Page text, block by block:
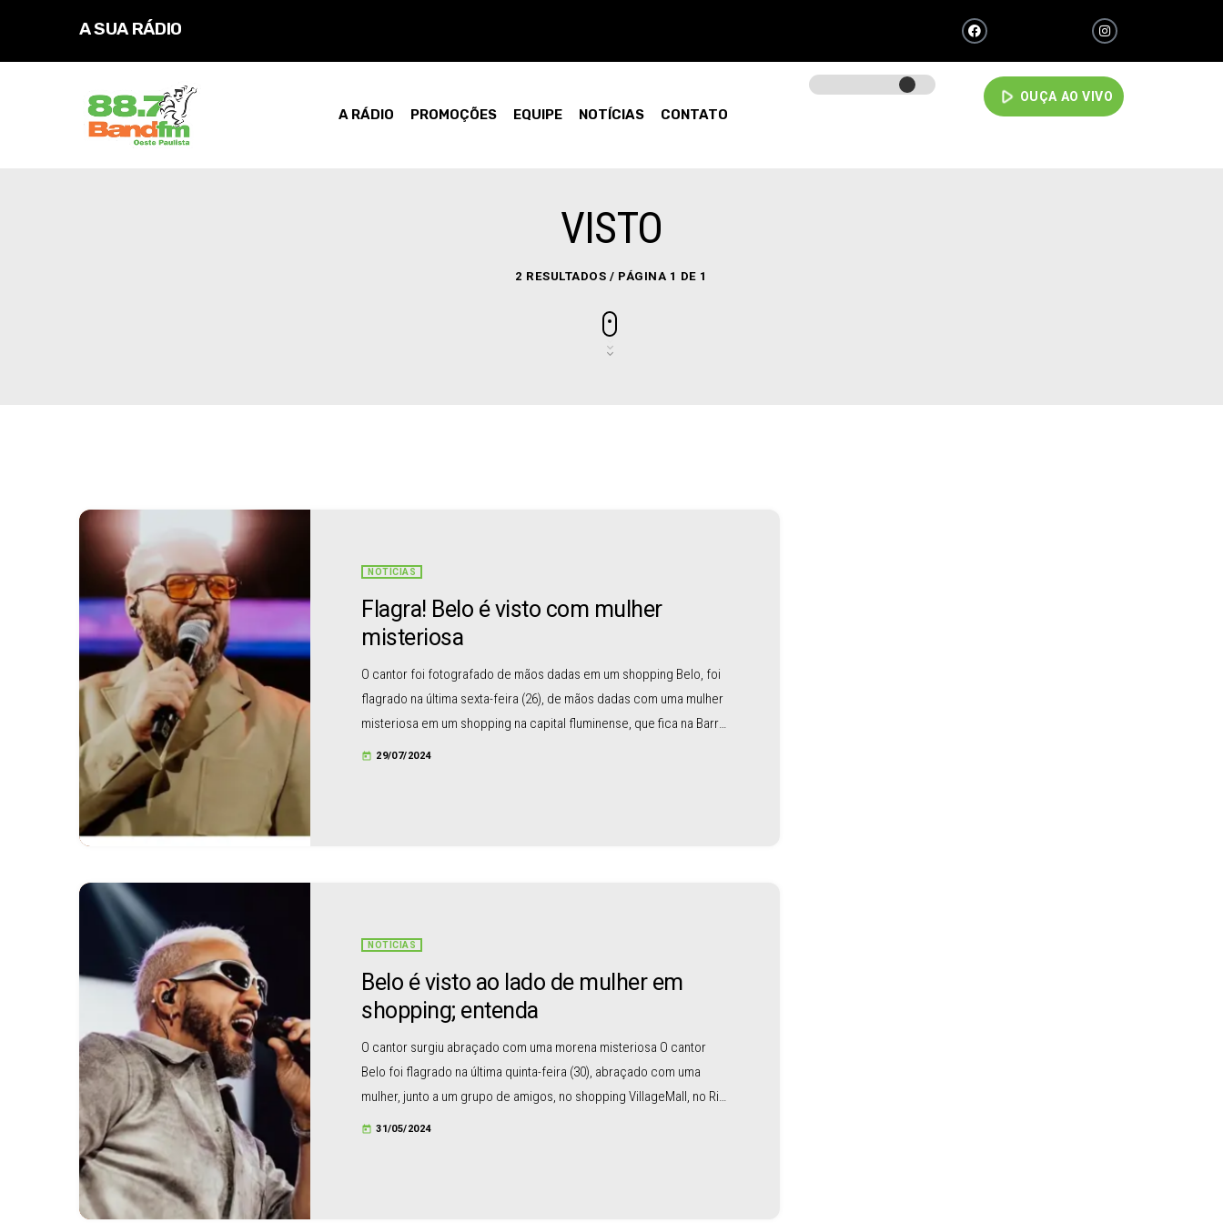
A SUA RÁDIO
A RÁDIO PROMOÇÕES EQUIPE NOTÍCIAS CONTATO
play_arrow OUÇA AO VIVO
VISTO
2 RESULTADOS / PÁGINA 1 DE 1
NOTÍCIAS
Flagra! Belo é visto com mulher
misteriosa
O cantor foi fotografado de mãos dadas em um shopping Belo, foi
flagrado na última sexta-feira (26), de mãos dadas com uma mulher
misteriosa em um shopping na capital fluminense, que fica na Barra
da Tijuca, zona Oeste. O cantor, apareceu abraçado com a jovem,
today 29/07/2024
NOTÍCIAS
Belo é visto ao lado de mulher em
shopping; entenda
O cantor surgiu abraçado com uma morena misteriosa O cantor
Belo foi flagrado na última quinta-feira (30), abraçado com uma
mulher, junto a um grupo de amigos, no shopping VillageMall, no Rio
de Janeiro. Essa cena viralizou na web, e os internautas ficaram
today 31/05/2024